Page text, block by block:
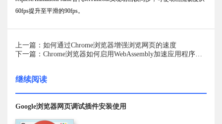
60fps提升至平滑的90fps。
上一篇：如何通过Chrome浏览器增强浏览网页的速度
继续阅读
Google浏览器网页调试插件安装使用